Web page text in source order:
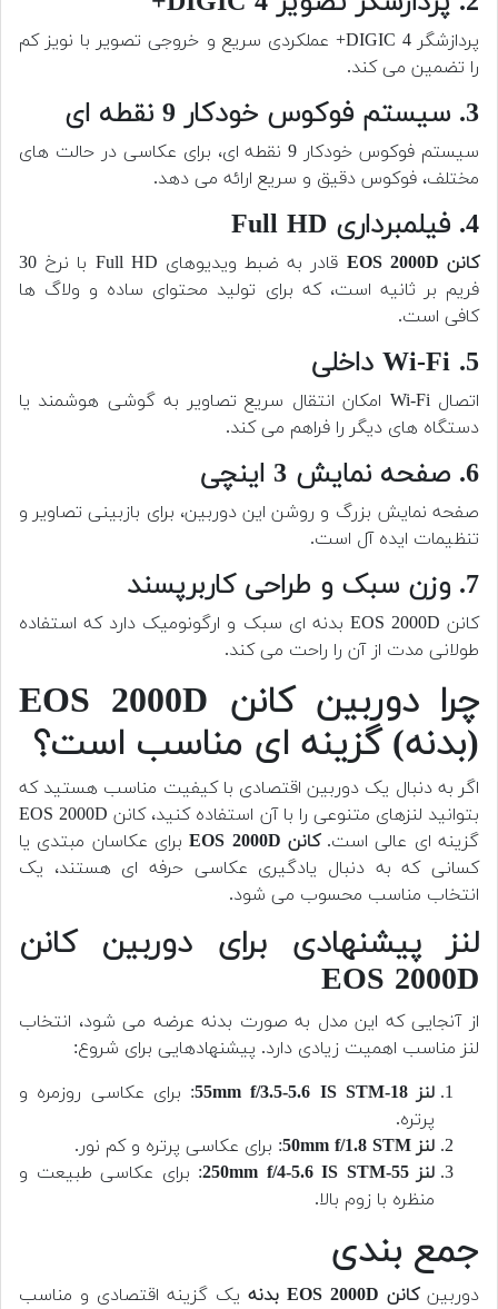
پردازشگر DIGIC 4+ عملکردی سریع و خروجی تصویر با نویز کم
را تضمین می کند.
3. سیستم فوکوس خودکار 9 نقطه ای
سیستم فوکوس خودکار 9 نقطه ای، برای عکاسی در حالت های
مختلف، فوکوس دقیق و سریع ارائه می دهد.
4. فیلمبرداری Full HD
کانن EOS 2000D
قادر به ضبط ویدیوهای Full HD با نرخ 30
فریم بر ثانیه است، که برای تولید محتوای ساده و ولاگ ها
کافی است.
5. Wi-Fi داخلی
اتصال Wi-Fi امکان انتقال سریع تصاویر به گوشی هوشمند یا
دستگاه های دیگر را فراهم می کند.
6. صفحه نمایش 3 اینچی
صفحه نمایش بزرگ و روشن این دوربین، برای بازبینی تصاویر و
تنظیمات ایده آل است.
7. وزن سبک و طراحی کاربرپسند
کانن EOS 2000D بدنه ای سبک و ارگونومیک دارد که استفاده
طولانی مدت از آن را راحت می کند.
چرا دوربین کانن EOS 2000D
(بدنه) گزینه ای مناسب است؟
اگر به دنبال یک دوربین اقتصادی با کیفیت مناسب هستید که
بتوانید لنزهای متنوعی را با آن استفاده کنید، کانن EOS 2000D
گزینه ای عالی است.کانن EOS 2000D
برای عکاسان مبتدی یا
کسانی که به دنبال یادگیری عکاسی حرفه ای هستند، یک
انتخاب مناسب محسوب می شود.
لنز پیشنهادی برای دوربین کانن
EOS 2000D
از آنجایی که این مدل به صورت بدنه عرضه می شود، انتخاب
لنز مناسب اهمیت زیادی دارد. پیشنهادهایی برای شروع:
لنز 18-55mm f/3.5-5.6 IS STM
: برای عکاسی روزمره و
پرتره.
لنز 50mm f/1.8 STM
: برای عکاسی پرتره و کم نور.
لنز 55-250mm f/4-5.6 IS STM
: برای عکاسی طبیعت و
منظره با زوم بالا.
جمع بندی
دوربینکانن EOS 2000D بدنه
یک گزینه اقتصادی و مناسب